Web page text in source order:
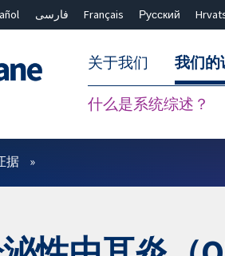
فارسی Français Русский
关于我们 我们的
什么是系统综述？
据